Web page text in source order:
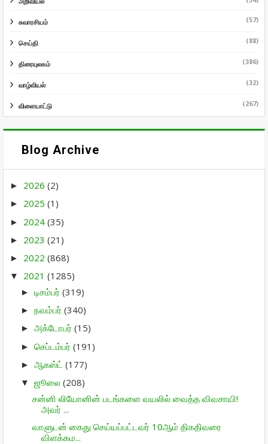
சுவாரசியம் (57)
செய்தி (88)
திரையுலகம் (386)
வாழ்வியல் (32)
விளையாட்டு (267)
Blog Archive
► 2026 (2)
► 2025 (1)
► 2024 (35)
► 2023 (21)
► 2022 (868)
▼ 2021 (1285)
► டிசம்பர் (319)
► நவம்பர் (340)
► அக்டோபர் (15)
► செப்டம்பர் (191)
► ஆகஸ்ட் (177)
▼ ஜூலை (208)
சன்னி லியோனின் படங்களை வயலில் வைத்த விவசாயி!
அவர் ...
வாளுடன் கைது செய்யப்பட்டவர் 10ஆம் திகதிவரை
விளக்கம...